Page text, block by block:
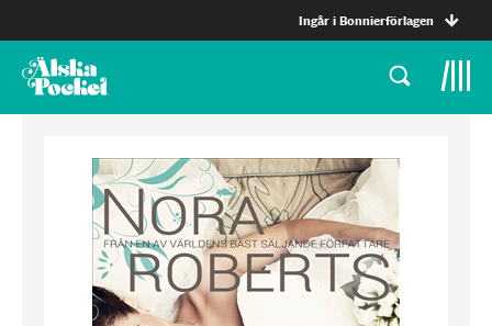
Ingår i Bonnierförlagen